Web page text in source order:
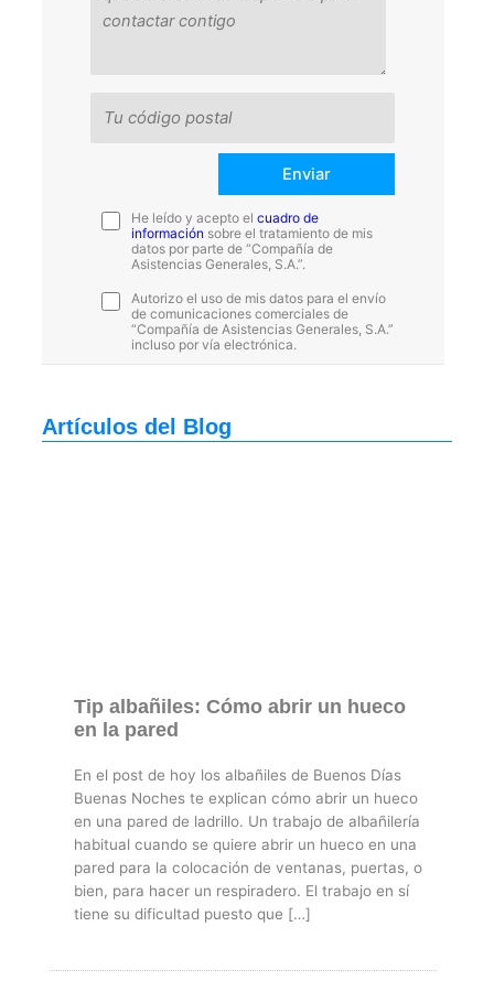
He leído y acepto elcuadro de
información sobre el tratamiento de mis
datos por parte de “Compañía de
Asistencias Generales, S.A.”.
Autorizo el uso de mis datos para el envío
de comunicaciones comerciales de
“Compañía de Asistencias Generales, S.A.”
incluso por vía electrónica.
Artículos del Blog
Tip albañiles: Cómo abrir un hueco
en la pared
En el post de hoy los albañiles de Buenos Dí­as
Buenas Noches te explican cómo abrir un hueco
en una pared de ladrillo. Un trabajo de albañilería
habitual cuando se quiere abrir un hueco en una
pared para la colocación de ventanas, puertas, o
bien, para hacer un respiradero. El trabajo en sí
tiene su dificultad puesto que […]